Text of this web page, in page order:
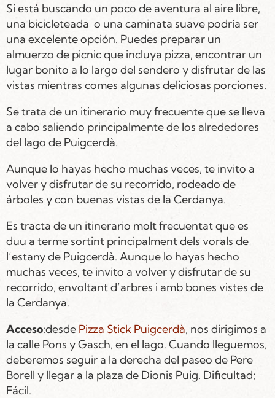
Si está buscando un poco de aventura al aire libre,
una bicicleteada o una caminata suave podría ser
una excelente opción. Puedes preparar un
almuerzo de picnic que incluya pizza, encontrar un
lugar bonito a lo largo del sendero y disfrutar de las
vistas mientras comes algunas deliciosas porciones.
Se trata de un itinerario muy frecuente que se lleva
a cabo saliendo principalmente de los alrededores
del lago de Puigcerdà.
Aunque lo hayas hecho muchas veces, te invito a
volver y disfrutar de su recorrido, rodeado de
árboles y con buenas vistas de la Cerdanya.
Es tracta de un itinerario molt frecuentat que es
duu a terme sortint principalment dels vorals de
l’estany de Puigcerdà. Aunque lo hayas hecho
muchas veces, te invito a volver y disfrutar de su
recorrido, envoltant d’arbres i amb bones vistes de
la Cerdanya.
Acceso:desde Pizza Stick Puigcerdà, nos dirigimos a
la calle Pons y Gasch, en el lago. Cuando lleguemos,
deberemos seguir a la derecha del paseo de Pere
Borell y llegar a la plaza de Dionis Puig. Dificultad;
Fácil.